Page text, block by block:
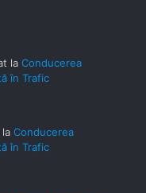
la Conducerea
în Trafic
Conducerea
în Trafic